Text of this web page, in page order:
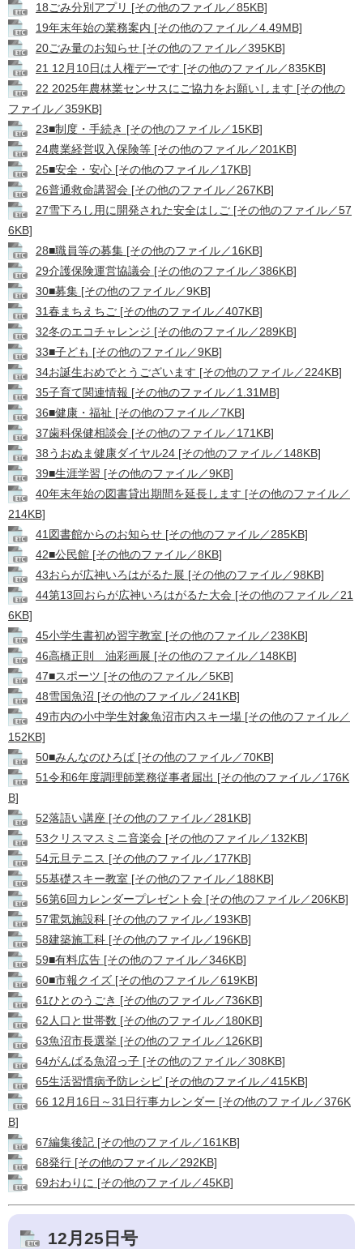
18ごみ分別アプリ [その他のファイル／85KB]
19年末年始の業務案内 [その他のファイル／4.49MB]
20ごみ量のお知らせ [その他のファイル／395KB]
21 12月10日は人権デーです [その他のファイル／835KB]
22 2025年農林業センサスにご協力をお願いします [その他の
ファイル／359KB]
23■制度・手続き [その他のファイル／15KB]
24農業経営収入保険等 [その他のファイル／201KB]
25■安全・安心 [その他のファイル／17KB]
26普通救命講習会 [その他のファイル／267KB]
27雪下ろし用に開発された安全はしご [その他のファイル／57
6KB]
28■職員等の募集 [その他のファイル／16KB]
29介護保険運営協議会 [その他のファイル／386KB]
30■募集 [その他のファイル／9KB]
31春まちえちご [その他のファイル／407KB]
32冬のエコチャレンジ [その他のファイル／289KB]
33■子ども [その他のファイル／9KB]
34お誕生おめでとうございます [その他のファイル／224KB]
35子育て関連情報 [その他のファイル／1.31MB]
36■健康・福祉 [その他のファイル／7KB]
37歯科保健相談会 [その他のファイル／171KB]
38うおぬま健康ダイヤル24 [その他のファイル／148KB]
39■生涯学習 [その他のファイル／9KB]
40年末年始の図書貸出期間を延長します [その他のファイル／
214KB]
41図書館からのお知らせ [その他のファイル／285KB]
42■公民館 [その他のファイル／8KB]
43おらが広神いろはがるた展 [その他のファイル／98KB]
44第13回おらが広神いろはがるた大会 [その他のファイル／21
6KB]
45小学生書初め習字教室 [その他のファイル／238KB]
46高橋正則 油彩画展 [その他のファイル／148KB]
47■スポーツ [その他のファイル／5KB]
48雪国魚沼 [その他のファイル／241KB]
49市内の小中学生対象魚沼市内スキー場 [その他のファイル／
152KB]
50■みんなのひろば [その他のファイル／70KB]
51令和6年度調理師業務従事者届出 [その他のファイル／176K
B]
52落語い講座 [その他のファイル／281KB]
53クリスマスミニ音楽会 [その他のファイル／132KB]
54元旦テニス [その他のファイル／177KB]
55基礎スキー教室 [その他のファイル／188KB]
56第6回カレンダープレゼント会 [その他のファイル／206KB]
57電気施設科 [その他のファイル／193KB]
58建築施工科 [その他のファイル／196KB]
59■有料広告 [その他のファイル／346KB]
60■市報クイズ [その他のファイル／619KB]
61ひとのうごき [その他のファイル／736KB]
62人口と世帯数 [その他のファイル／180KB]
63魚沼市長選挙 [その他のファイル／126KB]
64がんばる魚沼っ子 [その他のファイル／308KB]
65生活習慣病予防レシピ [その他のファイル／415KB]
66 12月16日～31日行事カレンダー [その他のファイル／376K
B]
67編集後記 [その他のファイル／161KB]
68発行 [その他のファイル／292KB]
69おわりに [その他のファイル／45KB]
12月25日号